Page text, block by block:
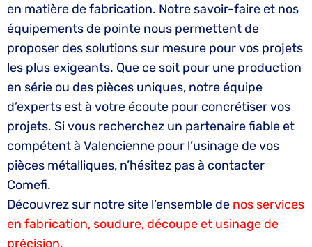
en matière de fabrication. Notre savoir-faire et nos
équipements de pointe nous permettent de
proposer des solutions sur mesure pour vos projets
les plus exigeants. Que ce soit pour une production
en série ou des pièces uniques, notre équipe
d’experts est à votre écoute pour concrétiser vos
projets. Si vous recherchez un partenaire fiable et
compétent à Valencienne pour l’usinage de vos
pièces métalliques, n’hésitez pas à contacter
Comefi.
Découvrez sur notre site l’ensemble de nos services
en fabrication, soudure, découpe et usinage de
précision.